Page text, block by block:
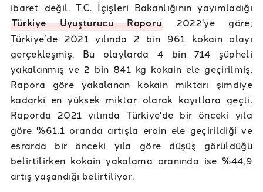
ibaret değil. T.C. İçişleri Bakanlığının yayımladığı
Türkiye Uyuşturucu Raporu 2022'ye göre;
Türkiye’de 2021 yılında 2 bin 961 kokain olayı
gerçekleşmiş. Bu olaylarda 4 bin 714 şüpheli
yakalanmış ve 2 bin 841 kg kokain ele geçirilmiş.
Rapora göre yakalanan kokain miktarı şimdiye
kadarki en yüksek miktar olarak kayıtlara geçti.
Raporda 2021 yılında Türkiye'de bir önceki yıla
göre %61,1 oranda artışla eroin ele geçirildiği ve
esrarda bir önceki yıla göre düşüş görüldüğü
belirtilirken kokain yakalama oranında ise %44,9
artış yaşandığı belirtiliyor.